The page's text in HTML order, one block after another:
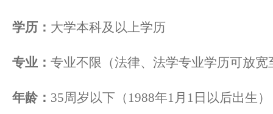
学历： 大学本科及以上学历
专业： 专业不限（法律、法学专业学历可放宽
年龄： 35周岁以下（1988年1月1日以后出生）